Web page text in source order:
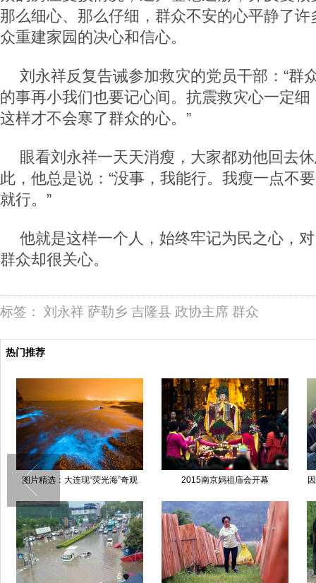
那么细心、那么仔细，群众不安的心平静了
众重建家园的决心和信心。
刘永祥反复告诫参加救灾的党员干部：“群
的事再小我们也要记心间。抗震救灾心一定
这样才不会寒了群众的心。”
眼看刘永祥一天天消瘦，大家都劝他回去
此，他总是说：“没事，我能行。我瘦一点不
就行。”
他就是这样一个人，始终牢记为民之心，
群众却很关心。
标签： 刘永祥 萨勒乡 吉隆县 政协主席 群众
热门推荐
图片精选：大连现“荧光海”奇观 2015南京妈祖庙会开幕